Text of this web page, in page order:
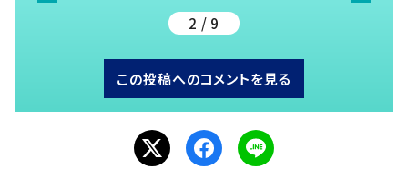
2 / 9
この投稿へのコメントを見る